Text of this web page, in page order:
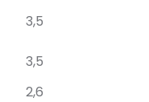
3,5
3,5
2,6